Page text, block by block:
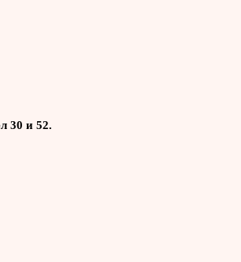
30 и 52.